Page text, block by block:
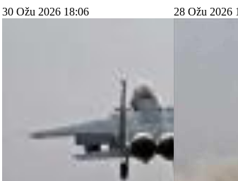
30 Ožu 2026 18:06 28 Ožu 2026